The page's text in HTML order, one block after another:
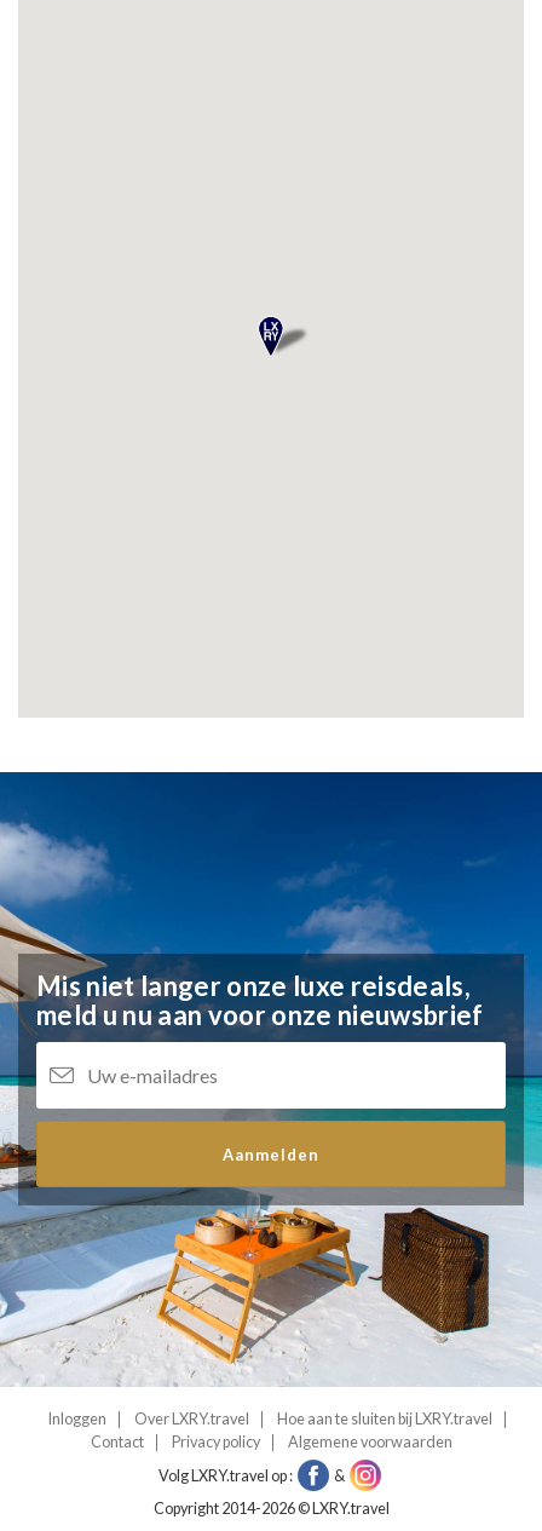
Mis niet langer onze luxe reisdeals,
meld u nu aan voor onze nieuwsbrief
Aanmelden
Inloggen Over LXRY.travel
Hoe aan te sluiten bij LXRY.travel
Contact
Privacy policy
Algemene voorwaarden
Volg LXRY.travel op :
&
Copyright 2014-2026 © LXRY.travel